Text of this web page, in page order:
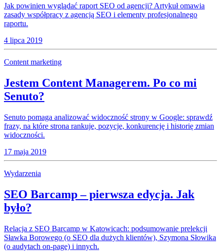
Jak powinien wyglądać raport SEO od agencji? Artykuł omawia
zasady współpracy z agencją SEO i elementy profesjonalnego
raportu.
4 lipca 2019
Content marketing
Jestem Content Managerem. Po co mi
Senuto?
Senuto pomaga analizować widoczność strony w Google: sprawdź
frazy, na które strona rankuje, pozycje, konkurencję i historię zmian
widoczności.
17 maja 2019
Wydarzenia
SEO Barcamp – pierwsza edycja. Jak
było?
Relacja z SEO Barcamp w Katowicach: podsumowanie prelekcji
Sławka Borowego (o SEO dla dużych klientów), Szymona Słowika
(o audytach on-page) i innych.